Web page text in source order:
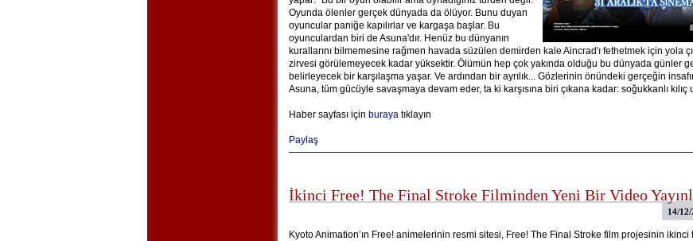
Oyunda ölenler gerçek dünyada da ölüyor. Bunu duyan
oyuncular paniğe kapılırlar ve kargaşa başlar. Bu
oyunculardan biri de Asuna'dır. Henüz bu dünyanın
kurallarını bilmemesine rağmen havada süzülen demirden kale Aincrad'ı fethetmek için yola
zirvesi görülemeyecek kadar yüksektir. Ölümün hep çok yakında olduğu bu dünyada günler
belirleyecek bir karşılaşma yaşar. Ve ardından bir ayrılık... Gözlerinin önündeki gerçeğin
Asuna, tüm gücüyle savaşmaya devam eder, ta ki karşısına biri çıkana kadar: soğukkanlı kılıç
Haber sayfası için burayatıklayın
Paylaş
İkinci Free! The Final Stroke Filminden Yeni Bir Video
14/12/
Kyoto Animation’ın Free! animelerinin resmi sitesi, Free! The Final Stroke film projesinin